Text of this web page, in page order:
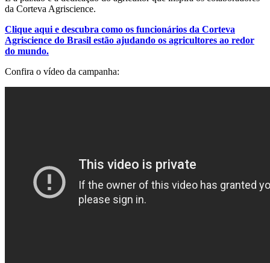
da Corteva Agriscience.
Clique aqui e descubra como os funcionários da Corteva
Agriscience do Brasil estão ajudando os agricultores ao redor
do mundo.
Confira o vídeo da campanha: